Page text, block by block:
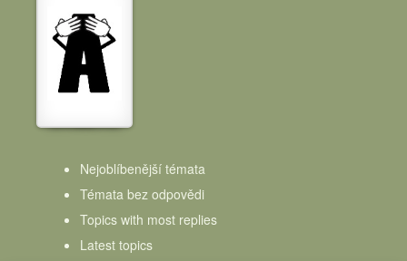
Nejoblíbenější témata
Témata bez odpovědi
Topics with most replies
Latest topics